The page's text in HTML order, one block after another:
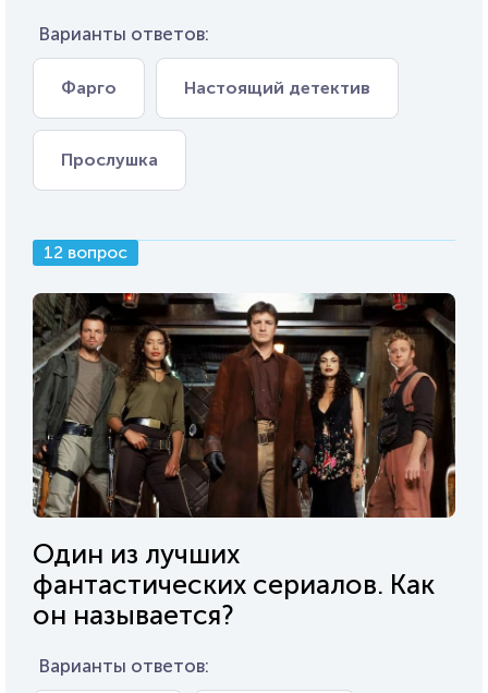
Варианты ответов:
Фарго Настоящий детектив
Прослушка
12 вопрос
Один из лучших
фантастических сериалов. Как
он называется?
Варианты ответов: